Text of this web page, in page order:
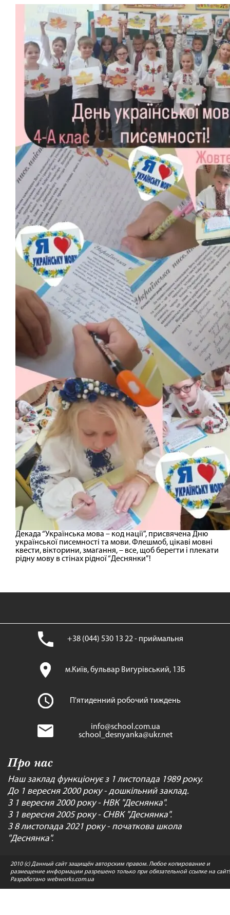
Декада “Українська мова – код нації”, присвячена Дню
української писемності та мови. Флешмоб, цікаві мовні
квести, вікторини, змагання, – все, щоб берегти і плекати
рідну мову в стінах рідної “Деснянки”!
+38 (044) 530 13 22 - приймальня
м.Київ, бульвар Вигурівський, 13Б
П'ятиденний робочий тиждень
info@school.com.ua
school_desnyanka@ukr.net
Про нас
Наш заклад функціонує з 1 листопада 1989 року.
До 1 вересня 2000 року - дошкільний заклад.
З 1 вересня 2000 року - НВК "Деснянка".
З 1 вересня 2005 року - СНВК "Деснянка".
З 8 листопада 2021 року - початкова школа
"Деснянка".
2010 (c) Данный сайт защищён авторским правом. Любое копирование и
размещение информации разрешено только при обязательной ссылке на сайт!
Разработано webworks.com.ua